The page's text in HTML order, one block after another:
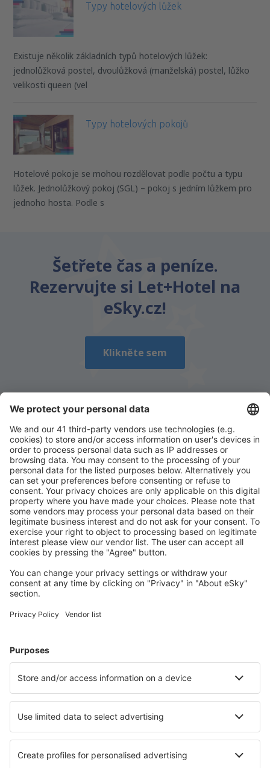
Typy hotelových lůžek
Existuje několik základních typů hotelových lůžek:
jednolůžková postel, dvoulůžková (manželská) postel, lůžko
velikosti queen (vel
Typy hotelových pokojů
Hotelové pokoje se mohou rozdělovat podle počtu a typu
lůžek. Jednolůžkový pokoj (SGL) – pokoj s jedním lůžkem pro
jednoho hosta. Podle s
Šetřete čas a peníze.
Rezervujte si Let+Hotel na
eSky.cz!
Klikněte sem
Stáhněte si naši aplikacia plánujte své cesty
pohodlně
Naplánujte si cestu
Letenky
Ubytování
Let+Hotel
Transfery
Sportovní události
Přečtěte si více